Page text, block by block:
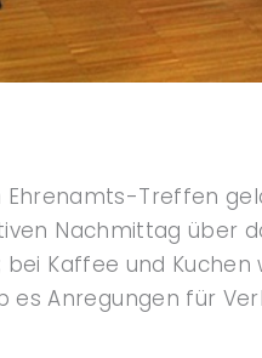
Treffen
Nachmittag über
Kaffee und
Anregungen für